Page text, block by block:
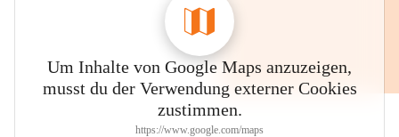
Um Inhalte von Google Maps anzuzeigen,
musst du der Verwendung externer Cookies
zustimmen.
https://www.google.com/maps